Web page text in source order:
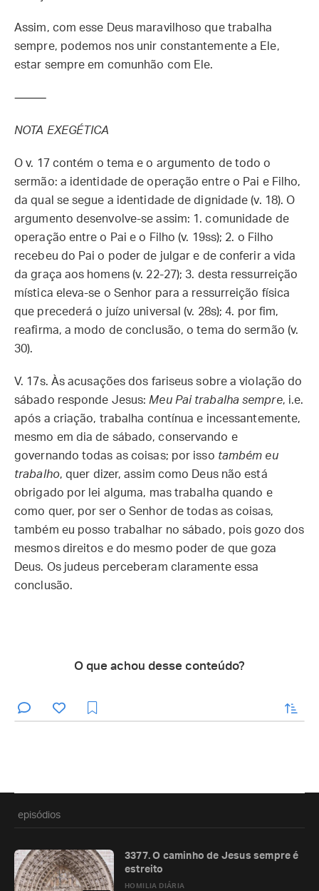
Assim, com esse Deus maravilhoso que trabalha
sempre, podemos nos unir constantemente a Ele,
estar sempre em comunhão com Ele.
⸻
NOTA EXEGÉTICA
O v. 17 contém o tema e o argumento de todo o
sermão: a identidade de operação entre o Pai e Filho,
da qual se segue a identidade de dignidade (v. 18). O
argumento desenvolve-se assim: 1. comunidade de
operação entre o Pai e o Filho (v. 19ss); 2. o Filho
recebeu do Pai o poder de julgar e de conferir a vida
da graça aos homens (v. 22-27); 3. desta ressurreição
mística eleva-se o Senhor para a ressurreição física
que precederá o juízo universal (v. 28s); 4. por fim,
reafirma, a modo de conclusão, o tema do sermão (v.
30).
V. 17s. Às acusações dos fariseus sobre a violação do
sábado responde Jesus: Meu Pai trabalha sempre, i.e.
após a criação, trabalha contínua e incessantemente,
mesmo em dia de sábado, conservando e
governando todas as coisas; por isso também eu
trabalho, quer dizer, assim como Deus não está
obrigado por lei alguma, mas trabalha quando e
como quer, por ser o Senhor de todas as coisas,
também eu posso trabalhar no sábado, pois gozo dos
mesmos direitos e do mesmo poder de que goza
Deus. Os judeus perceberam claramente essa
conclusão.
O que achou desse conteúdo?
enviar
episódios
HOMILIA DIÁRIA
3377. O caminho de Jesus sempre é
estreito